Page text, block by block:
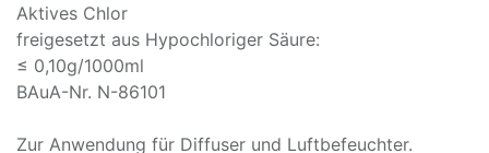
Aktives Chlor
freigesetzt aus Hypochloriger Säure:
≤ 0,10g/1000ml
BAuA-Nr. N-86101
Zur Anwendung für Diffuser und Luftbefeuchter.